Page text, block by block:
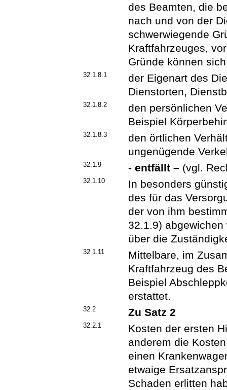
des Beamten, die
nach und von der
schwerwiegende
Kraftfahrzeuges,
Gründe können
32.1.8.1
der Eigenart des
Dienstorten,
32.1.8.2
den persönlichen
Beispiel
32.1.8.3
den örtlichen
ungenügende
32.1.9 - entfällt – (vgl.
32.1.10
In besonders
des für das
der von ihm
32.1.9)
über die
32.1.11
Mittelbare, im
Kraftfahrzeug des
Beispiel
erstattet.
32.2 Zu Satz 2
32.2.1
Kosten der ersten
anderem die
einen
etwaige
Schaden erlitten